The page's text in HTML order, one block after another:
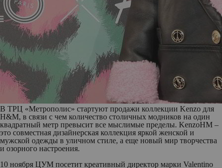
В ТРЦ «Метрополис» стартуют продажи коллекции Kenzo для
H&M, в связи с чем количество столичных модников на один
квадратный метр превысит все мыслимые пределы. KenzoHM –
это совместная дизайнерская коллекция яркой женской и
мужской одежды в уличном стиле, а еще новый мир творчества
и озорного настроения.
10 ноября ЦУМ посетит креативный директор марки Valentino